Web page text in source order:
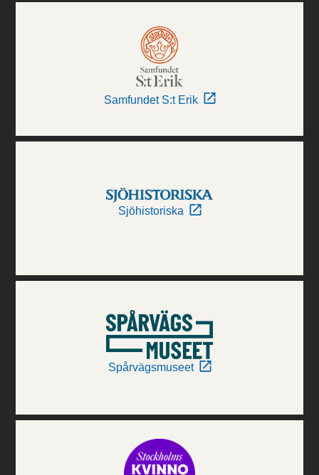
Samfundet S:t Erik
Sjöhistoriska
Spårvägsmuseet